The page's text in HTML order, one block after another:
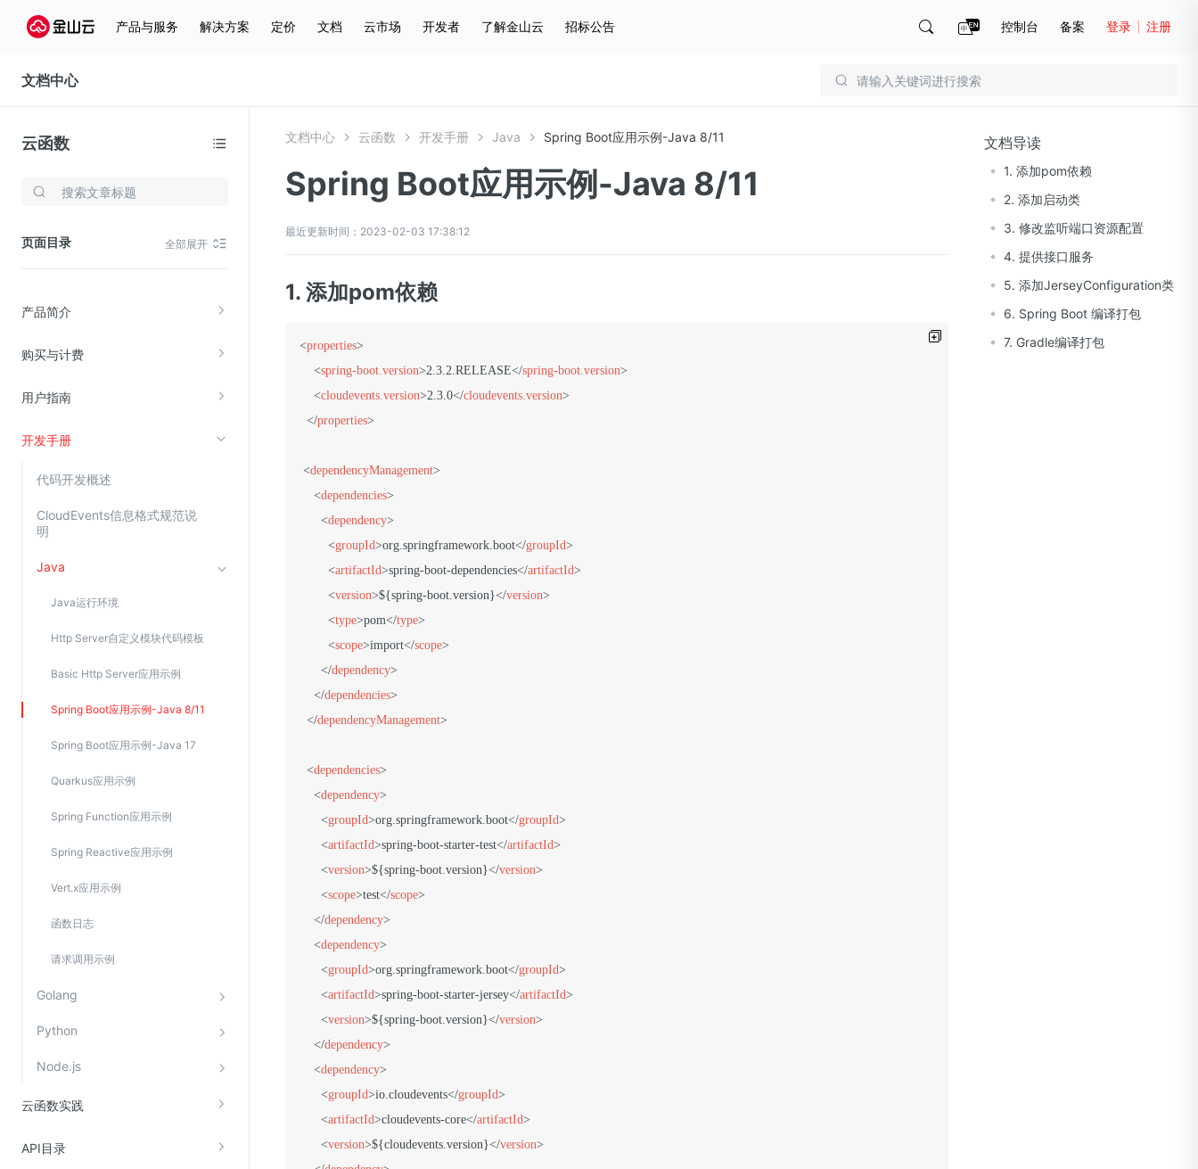
产品与服务 解决方案 定价 文档 云市场 开发者 了解金山云 招标公告 控制台 备案 登录 注册
文档中心
云函数
页面目录 全部展开
产品简介
购买与计费
用户指南
开发手册
代码开发概述
CloudEvents信息格式规范说
明
Java
Java运行环境
Http Server自定义模块代码模板
Basic Http Server应用示例
Spring Boot应用示例-Java 8/11
Spring Boot应用示例-Java 17
Quarkus应用示例
Spring Function应用示例
Spring Reactive应用示例
Vert.x应用示例
函数日志
请求调用示例
Golang
Python
Node.js
云函数实践
API目录
存储与云分发
云硬盘(EBS)
在线迁移服务
视频云服务
云直播(KLS)
边缘节点计算
大模型应用防火墙
渗透测试
DDoS原生高防
主机安全
Web应用防火墙(WAF)
应急响应
资质认证
欧盟数据保护条例（GDPR）
文档中心 云函数 开发手册 Java Spring Boot应用示例-Java 8/11
Spring Boot应用示例-Java 8/11
最近更新时间：2023-02-03 17:38:12
1. 添加pom依赖
<properties>
<spring-boot.version>2.3.2.RELEASE</spring-boot.version>
<cloudevents.version>2.3.0</cloudevents.version>
</properties>
<dependencyManagement>
<dependencies>
<dependency>
<groupId>org.springframework.boot</groupId>
<artifactId>spring-boot-dependencies</artifactId>
<version>${spring-boot.version}</version>
<type>pom</type>
<scope>import</scope>
</dependency>
</dependencies>
</dependencyManagement>
<dependencies>
<dependency>
<groupId>org.springframework.boot</groupId>
<artifactId>spring-boot-starter-test</artifactId>
<version>${spring-boot.version}</version>
<scope>test</scope>
</dependency>
<dependency>
<groupId>org.springframework.boot</groupId>
<artifactId>spring-boot-starter-jersey</artifactId>
<version>${spring-boot.version}</version>
</dependency>
<dependency>
<groupId>io.cloudevents</groupId>
<artifactId>cloudevents-core</artifactId>
<version>${cloudevents.version}</version>
文档导读
1. 添加pom依赖
2. 添加启动类
3. 修改监听端口资源配置
4. 提供接口服务
5. 添加JerseyConfiguration类
6. Spring Boot 编译打包
7. Gradle编译打包